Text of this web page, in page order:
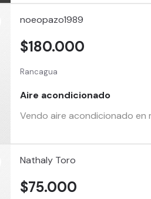
noeopazo1989
Rancagua
Aire acondicionado
Vendo aire acondicionado en
$180.000
Nathaly Toro
$75.000